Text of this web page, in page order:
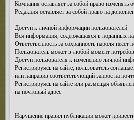
Компания оставляет за собой право
Редакция оставляет за собой право на
Доступ к личной информации пользователей
Вся информация, содержащаяся в поданных
Ответственность за сохранность пароля несет
Пользователь может в любой момент
Доступ пользователя к изменению личной
Регистрируясь на сайте, пользователь
или направив соответствующий запрос на
Регистрируясь на сайте или размещая
на почтовый адрес
Нарушение правил публикации может